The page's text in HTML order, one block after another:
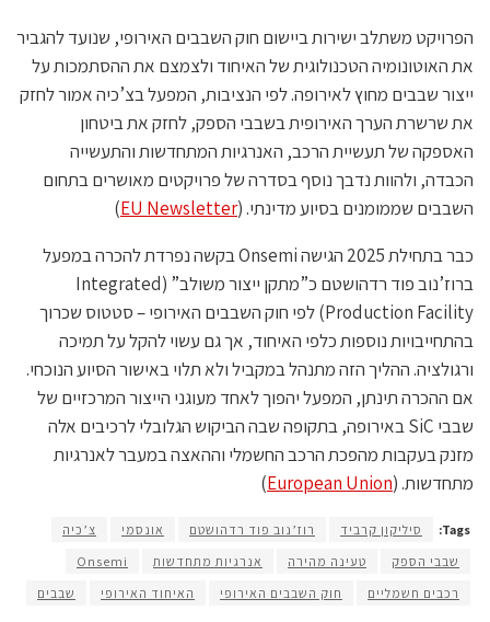
הפרויקט משתלב ישירות ביישום חוק השבבים האירופי, שנועד להגביר
את האוטונומיה הטכנולוגית של האיחוד ולצמצם את ההסתמכות על
ייצור שבבים מחוץ לאירופה. לפי הנציבות, המפעל בצ’כיה אמור לחזק
את שרשרת הערך האירופית בשבבי הספק, לחזק את ביטחון
האספקה של תעשיית הרכב, האנרגיות המתחדשות והתעשייה
הכבדה, ולהוות נדבך נוסף בסדרה של פרויקטים מאושרים בתחום
השבבים שממומנים בסיוע מדינתי. (EU Newsletter
)
כבר בתחילת 2025 הגישה Onsemi בקשה נפרדת להכרה במפעל
ברוז’נוב פוד רדהושטם כ”מתקן ייצור משולב” (Integrated
Production Facility) לפי חוק השבבים האירופי – סטטוס שכרוך
בהתחייבויות נוספות כלפי האיחוד, אך גם עשוי להקל על תמיכה
ורגולציה. ההליך הזה מתנהל במקביל ולא תלוי באישור הסיוע הנוכחי.
אם ההכרה תינתן, המפעל יהפוך לאחד מעוגני הייצור המרכזיים של
שבבי SiC באירופה, בתקופה שבה הביקוש הגלובלי לרכיבים אלה
מזנק בעקבות מהפכת הרכב החשמלי וההאצה במעבר לאנרגיות
מתחדשות. (European Union
)
Tags: סיליקון קרביד רוז’נוב פוד רדהושטם אונסמי
צ’כיה
שבבי הספק
טעינה מהירה אנרגיות מתחדשות
Onsemi
רכבים חשמליים
חוק השבבים האירופי האיחוד האירופי שבבים